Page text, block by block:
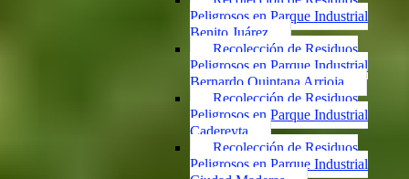
Peligrosos en Parque Industrial
Benito Juárez
Recolección de Residuos
Peligrosos en Parque Industrial
Bernardo Quintana Arrioja
Recolección de Residuos
Peligrosos en Parque Industrial
Cadereyta
Recolección de Residuos
Peligrosos en Parque Industrial